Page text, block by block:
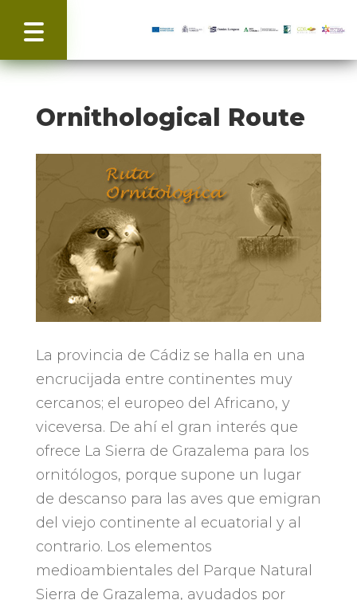
Ornithological Route
La provincia de Cádiz se halla en una
encrucijada entre continentes muy
cercanos; el europeo del Africano, y
viceversa. De ahí el gran interés que
ofrece La Sierra de Grazalema para los
ornitólogos, porque supone un lugar
de descanso para las aves que emigran
del viejo continente al ecuatorial y al
contrario. Los elementos
medioambientales del Parque Natural
Sierra de Grazalema, ayudados por